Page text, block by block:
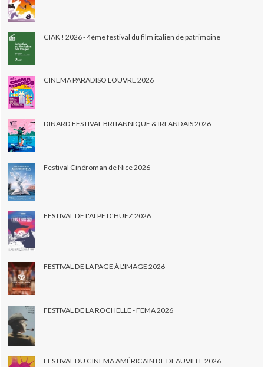
CIAK ! 2026 - 4ème festival du film italien de patrimoine
CINEMA PARADISO LOUVRE 2026
DINARD FESTIVAL BRITANNIQUE & IRLANDAIS 2026
Festival Cinéroman de Nice 2026
FESTIVAL DE L'ALPE D'HUEZ 2026
FESTIVAL DE LA PAGE À L'IMAGE 2026
FESTIVAL DE LA ROCHELLE - FEMA 2026
FESTIVAL DU CINEMA AMÉRICAIN DE DEAUVILLE 2026